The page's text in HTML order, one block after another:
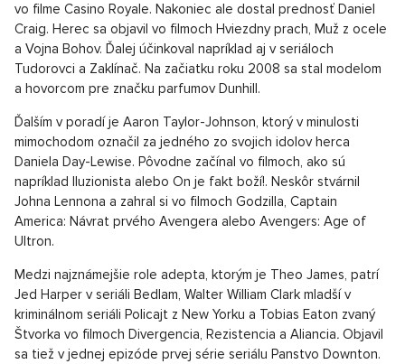
vo filme Casino Royale. Nakoniec ale dostal prednosť Daniel
Craig. Herec sa objavil vo filmoch Hviezdny prach, Muž z ocele
a Vojna Bohov. Ďalej účinkoval napríklad aj v seriáloch
Tudorovci a Zaklínač. Na začiatku roku 2008 sa stal modelom
a hovorcom pre značku parfumov Dunhill.
Ďalším v poradí je Aaron Taylor-Johnson, ktorý v minulosti
mimochodom označil za jedného zo svojich idolov herca
Daniela Day-Lewise. Pôvodne začínal vo filmoch, ako sú
napríklad Iluzionista alebo On je fakt boží!. Neskôr stvárnil
Johna Lennona a zahral si vo filmoch Godzilla, Captain
America: Návrat prvého Avengera alebo Avengers: Age of
Ultron.
Medzi najznámejšie role adepta, ktorým je Theo James, patrí
Jed Harper v seriáli Bedlam, Walter William Clark mladší v
kriminálnom seriáli Policajt z New Yorku a Tobias Eaton zvaný
Štvorka vo filmoch Divergencia, Rezistencia a Aliancia. Objavil
sa tiež v jednej epizóde prvej série seriálu Panstvo Downton.